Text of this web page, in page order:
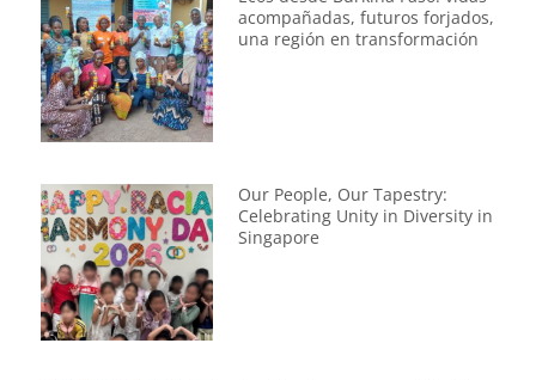
acompañadas, futuros forjados,
una región en transformación
Our People, Our Tapestry:
Celebrating Unity in Diversity in
Singapore